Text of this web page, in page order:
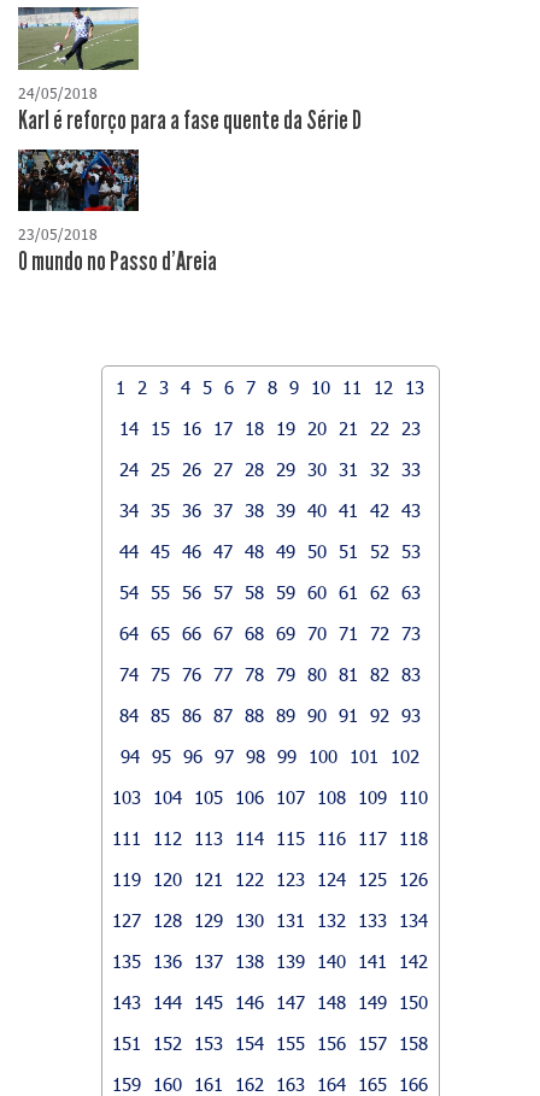
24/05/2018
Karl é reforço para a fase quente da Série D
23/05/2018
O mundo no Passo d'Areia
1 2 3 4 5 6 7 8 9 10 11 12
13
14
15 16 17 18 19 20 21 22
23
24
25 26 27 28 29 30 31 32
33
34 35 36 37 38 39 40 41 42
43
44 45 46 47 48 49 50 51 52
53
54 55 56 57 58 59 60 61 62
63
64 65 66 67 68 69 70 71 72
73
74 75 76 77 78 79 80 81 82
83
84 85 86 87 88 89 90 91 92
93
94 95 96 97 98 99 100 101
102
103
104 105 106 107 108 109
110
111
112 113 114 115 116 117
118
119
120 121 122 123 124 125
126
127
128 129 130 131 132 133
134
135
136 137 138 139 140 141
142
143
144 145 146 147 148 149
150
151
152 153 154 155 156 157
158
159
160 161 162 163 164 165
166